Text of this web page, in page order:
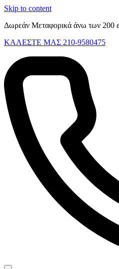
Skip to content
Δωρεάν Μεταφορικά άνω των 200
ΚΑΛΕΣΤΕ ΜΑΣ 210-9580475